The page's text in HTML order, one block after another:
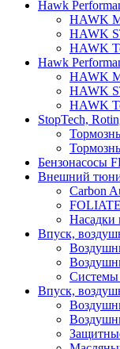
Hawk
HAWK
HAWK
HAWK
Hawk
HAWK
HAWK
HAWK
StopTech,
Бензонасосы
Внешний
Carbon
Насадки
Впуск,
Системы
Впуск,